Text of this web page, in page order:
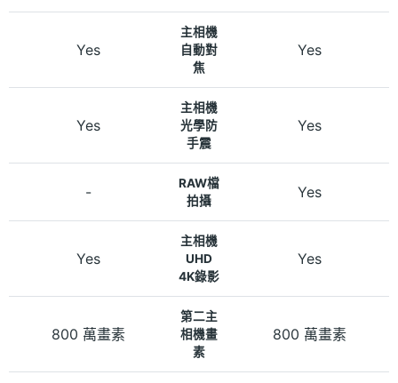
Yes
主相機
自動對
焦
Yes
Yes
主相機
光學防
手震
Yes
-
RAW檔
拍攝
Yes
Yes
主相機
UHD
4K錄影
Yes
800 萬畫素
第二主
相機畫
素
800 萬畫素